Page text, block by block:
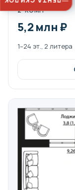
2-КОМН
5,2 млн ₽
1–24 эт., 2 литера